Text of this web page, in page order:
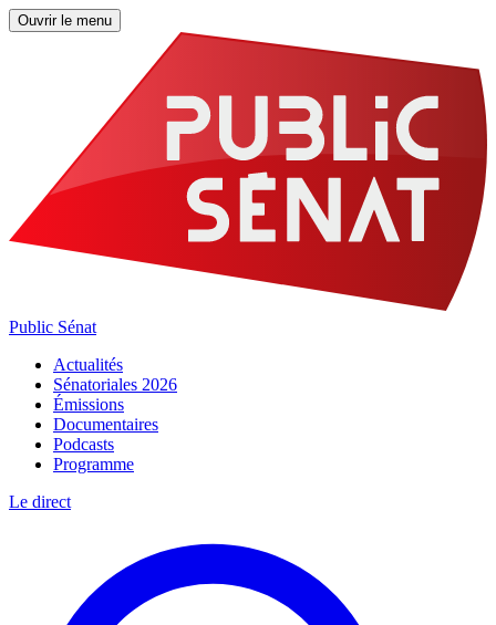
Ouvrir le menu
Public Sénat
Actualités
Sénatoriales 2026
Émissions
Documentaires
Podcasts
Programme
Le direct